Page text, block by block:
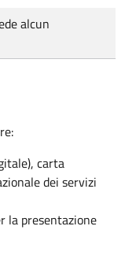
alcun
carta
dei servizi
la presentazione